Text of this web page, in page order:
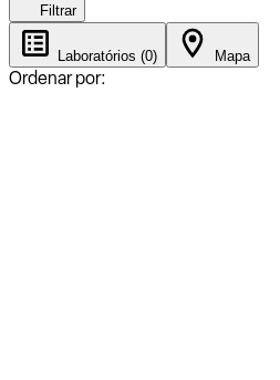
Filtrar
Laboratórios (0) Mapa
Ordenar por: